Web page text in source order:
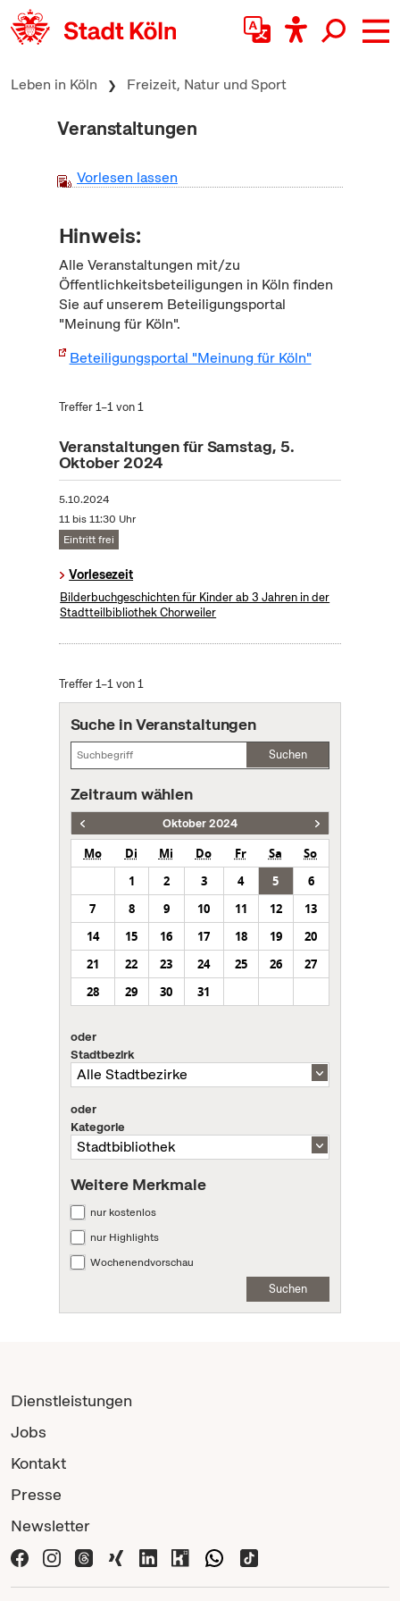
zum Inhalt springen
Leben in Köln Freizeit, Natur und Sport
Veranstaltungen
Vorlesen lassen
Hinweis:
Alle Veranstaltungen mit/zu
Öffentlichkeitsbeteiligungen in Köln finden
Sie auf unserem Beteiligungsportal
"Meinung für Köln".
Beteiligungsportal "Meinung für Köln"
Treffer 1–1 von 1
Veranstaltungen für Samstag, 5.
Oktober 2024
5.10.2024
11 bis 11:30 Uhr
Eintritt frei
Vorlesezeit
Bilderbuchgeschichten für Kinder ab 3 Jahren in der
Stadtteilbibliothek Chorweiler
Treffer 1–1 von 1
Suche in Veranstaltungen
Suchen
Zeitraum wählen
Oktober 2024
Mo Di Mi Do Fr Sa
So
1
2 3 4 5
6
7
8 9 10 11 12
13
14
15 16 17 18 19
20
21
22 23 24 25 26
27
28
29 30 31
oder
Stadtbezirk
oder
Kategorie
Weitere Merkmale
nur kostenlos
nur Highlights
Wochenendvorschau
Suchen
Dienstleistungen
Jobs
Kontakt
Presse
Newsletter